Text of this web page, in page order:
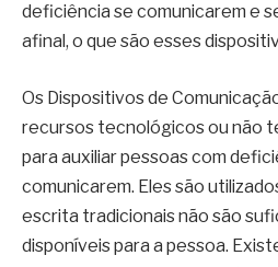
deficiência se comunicarem e
afinal, o que são esses
Os Dispositivos de
recursos tecnológicos ou não
para auxiliar pessoas com
comunicarem. Eles são
escrita tradicionais não são
disponíveis para a pessoa.